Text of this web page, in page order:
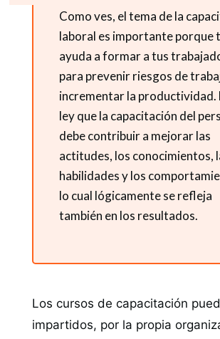
Como ves, el tema de la
laboral es importante porque
ayuda a formar a tus
para prevenir riesgos de
incrementar la productividad.
ley que la capacitación del
debe contribuir a mejorar las
actitudes, los conocimientos,
habilidades y los
lo cual lógicamente se refleja
también en los resultados.
Los cursos de capacitación
impartidos, por la propia